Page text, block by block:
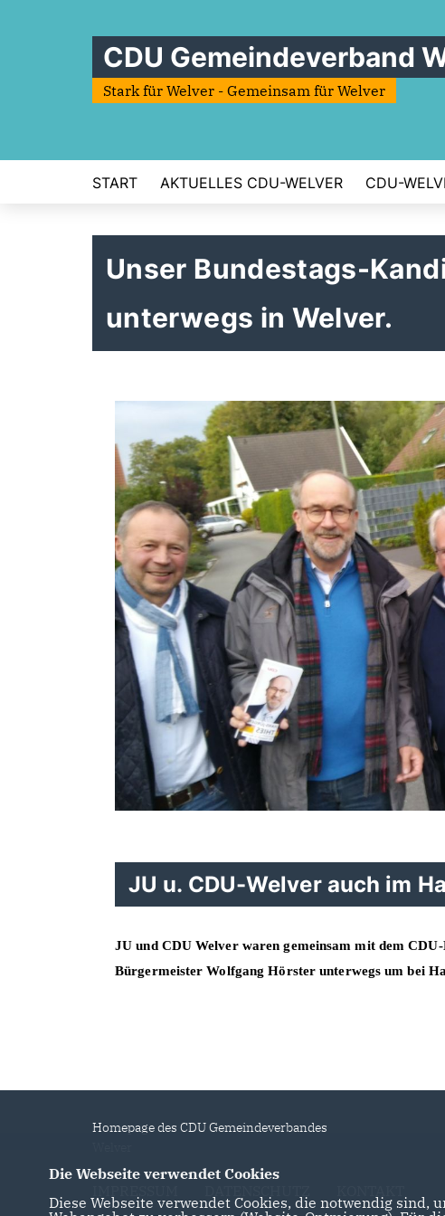
CDU Gemeindeverband
Stark für Welver - Gemeinsam für Welver
START AKTUELLES CDU-WELVER CDU-
Unser Bundestags-
unterwegs in Welver.
JU u. CDU-Welver auch im
JU und CDU Welver waren gemeinsam mit dem
Bürgermeister Wolfgang Hörster unterwegs um bei
Homepage des CDU Gemeindeverbandes
Die Webseite verwendet Cookies
Diese Webseite verwendet Cookies, die notwendig